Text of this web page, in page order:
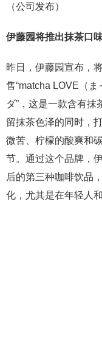
（公司发布）
伊藤园将推出抹茶口
昨日，伊藤园宣布，
售“matcha LOVE（
ダ”，这是一款含有
留抹茶色泽的同时，
微苦、柠檬的酸爽和
节。通过这个品牌，
后的第三种咖啡饮品
化，尤其是在年轻人